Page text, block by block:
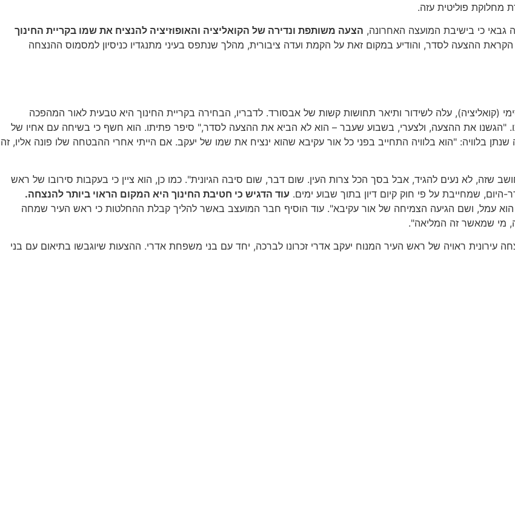
מחלוקת פוליטית עזה.
גבאי כי בישיבת המועצה האחרונה, הצעה משותפת ונדירה של הקואליציה והאופוזיציה להנציח את שמו בקריית החינוך
ההצעה לסדר, והודיע במקום זאת על הקמת ועדה ציבורית, מהלך שנתפס בעיני מתנגדיו כניסיון למסמוס ההנצחה
(קואליציה), עלה לשידור ותיאר תחושות קשות של אבסורד. לדבריו, הבחירה בקריית החינוך היא טבעית לאור המהפכה
בנתוני הזכאות לבגרות בעיר, שצמחו מ-17% ל-97% בתקופתו. "הגשנו את ההצעה, ולצערי, בשבוע שעבר – הוא לא הביא את ההצעה לסדר," סיפר פתיתו. הוא חשף כי בשיחה עם אחיו של
"הוא בלוויה התחייב בפני כל אור עקיבא שהוא ינציח את שמו של יעקב. אם הייתי אחרי ההבטחה שלו פונה אליו, זה
שזה, לא נעים להגיד, אבל בסך הכל צרות העין. שום דבר, שום סיבה הגיונית". כמו כן, הוא ציין כי בעקבות סירובו של ראש
שמחייבת על פי חוק קיום דיון בתוך שבוע ימים. עוד הדגיש כי חטיבת החינוך היא המקום הראוי ביותר להנצחה.
הוא עמל, ושם הגיעה הצמיחה של אור עקיבא". עוד הוסיף חבר המועצב באשר להליך קבלת ההחלטות כי ראש העיר שמחה
מי שמאשר זה המליאה".
עירונית ראויה של ראש העיר המנוח יעקב אדרי זכרונו לברכה, יחד עם בני משפחת אדרי. ההצעות שיוגבשו בתיאום עם בני